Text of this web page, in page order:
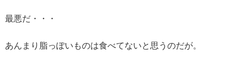
最悪だ・・・
あんまり脂っぽいものは食べてないと思うのだが。